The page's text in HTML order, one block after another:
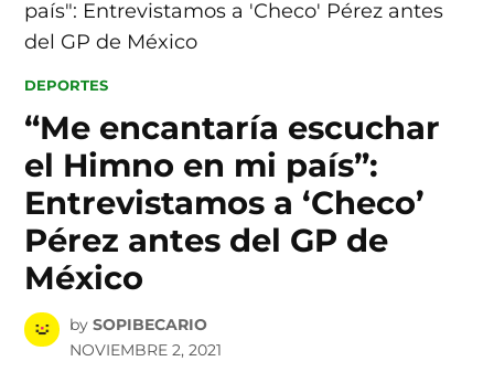
POSTED
DEPORTES
“Me encantaría escuchar
el Himno en mi país”:
Entrevistamos a ‘Checo’
Pérez antes del GP de
México
by SOPIBECARIO
NOVIEMBRE 2, 2021